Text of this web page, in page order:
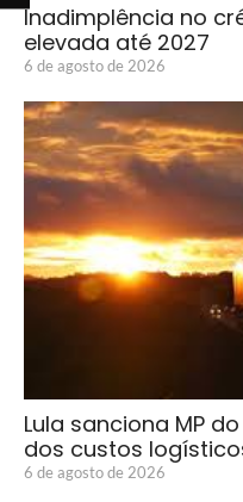
Inadimplência no
elevada até 2027
6 de agosto de 2026
Lula sanciona MP
dos custos
6 de agosto de 2026